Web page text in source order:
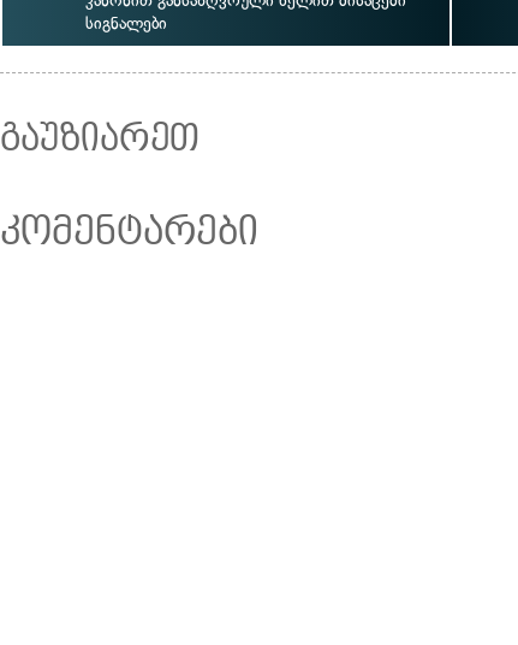
სიგნალები
გაუზიარეთ
კომენტარები